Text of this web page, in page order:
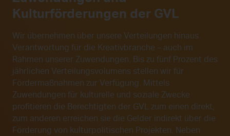
Kulturförderungen der GVL
Wir übernehmen über unsere Verteilungen hinaus
Verantwortung für die Kreativbranche – auch im
Rahmen unserer Zuwendungen. Bis zu fünf Prozent des
jährlichen Verteilungsvolumens stellen wir für
Fördermaßnahmen zur Verfügung. Mittels
Zuwendungen für kulturelle und soziale Zwecke
profitieren die Berechtigten der GVL zum einen direkt,
zum anderen erreichen sie die Gelder indirekt über die
Förderung von kulturpolitischen Projekten. Neben